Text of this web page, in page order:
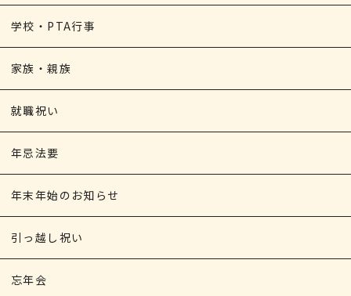
学校・PTA行事
家族・親族
就職祝い
年忌法要
年末年始のお知らせ
引っ越し祝い
忘年会